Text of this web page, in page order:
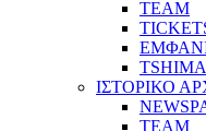
TEAM
ΙΣΤΟΡΙΚΟ
TEAM